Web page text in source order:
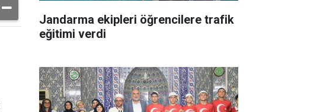
Jandarma ekipleri öğrencilere trafik
eğitimi verdi